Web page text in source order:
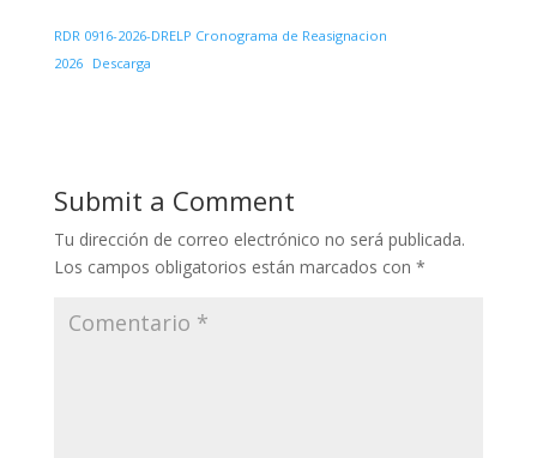
RDR 0916-2026-DRELP Cronograma de Reasignacion
2026
Descarga
Submit a Comment
Tu dirección de correo electrónico no será publicada.
Los campos obligatorios están marcados con *